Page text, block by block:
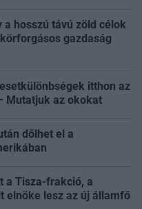
hosszú távú zöld célok
gazdaság
itthon az
Mutatjuk az okokat
dőlhet el a
a Tisza-frakció, a
elnöke lesz az új államfő